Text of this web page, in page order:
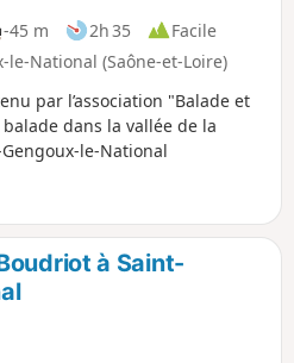
-45 m 2h 35
Facile
le-National (Saône-et-Loire)
par l’association "Balade et
dans la vallée de la
le-National
à Saint-